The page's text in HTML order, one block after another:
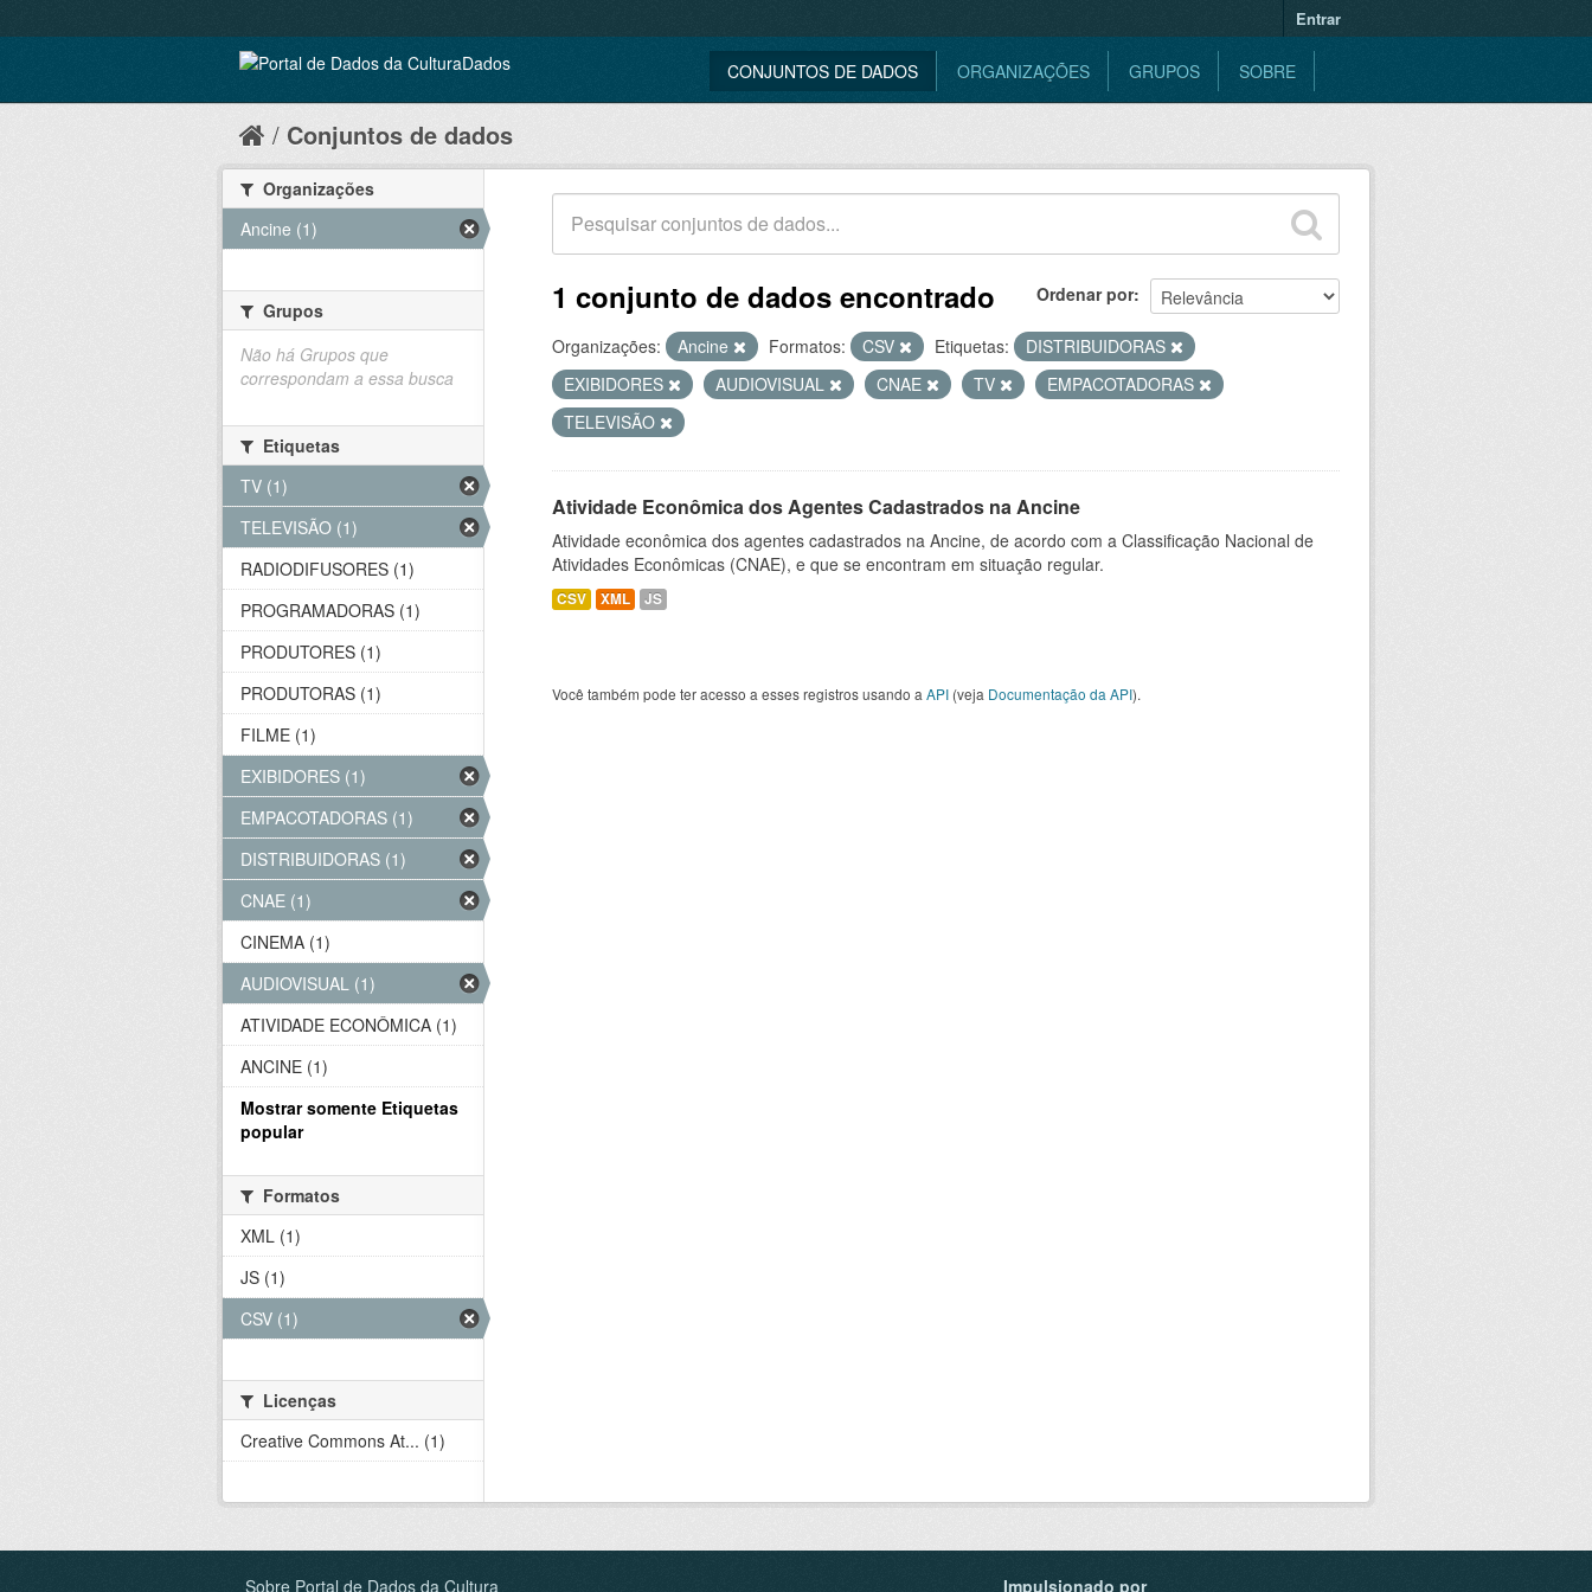
Entrar
CONJUNTOS DE DADOS ORGANIZAÇÕES GRUPOS SOBRE
Conjuntos de dados
Ordenar por
1 conjunto de dados encontrado
Organizações: Ancine Formatos: CSV Etiquetas:
DISTRIBUIDORAS
EXIBIDORES
AUDIOVISUAL CNAE TV
EMPACOTADORAS
TELEVISÃO
Atividade Econômica dos Agentes Cadastrados na Ancine
Atividade econômica dos agentes cadastrados na Ancine, de acordo com a Classificação Nacional de
Atividades Econômicas (CNAE), e que se encontram em situação regular.
CSV XML JS
Você também pode ter acesso a esses registros usando a API (veja Documentação da API).
Organizações
Ancine (1)
Grupos
Não há Grupos que
correspondam a essa busca
Etiquetas
TV (1)
TELEVISÃO (1)
RADIODIFUSORES (1)
PROGRAMADORAS (1)
PRODUTORES (1)
PRODUTORAS (1)
FILME (1)
EXIBIDORES (1)
EMPACOTADORAS (1)
DISTRIBUIDORAS (1)
CNAE (1)
CINEMA (1)
AUDIOVISUAL (1)
ATIVIDADE ECONÔMICA (1)
ANCINE (1)
Mostrar somente Etiquetas
popular
Formatos
XML (1)
JS (1)
CSV (1)
Licenças
Creative Commons At... (1)
Sobre Portal de Dados da Cultura Impulsionado por